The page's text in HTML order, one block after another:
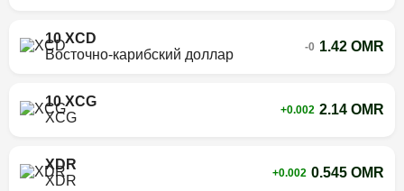
10 XCD
Восточно-карибский доллар
-0 1.42 OMR
10 XCG
XCG
+0.002 2.14 OMR
XDR
XDR
+0.002 0.545 OMR